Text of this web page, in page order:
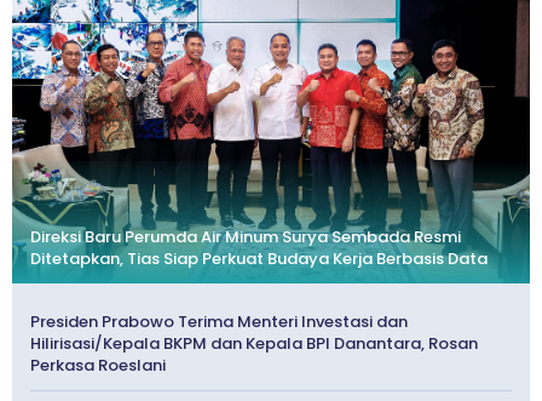
Direksi Baru Perumda Air Minum Surya Sembada Resmi
Ditetapkan, Tias Siap Perkuat Budaya Kerja Berbasis Data
Presiden Prabowo Terima Menteri Investasi dan
Hilirisasi/Kepala BKPM dan Kepala BPI Danantara, Rosan
Perkasa Roeslani